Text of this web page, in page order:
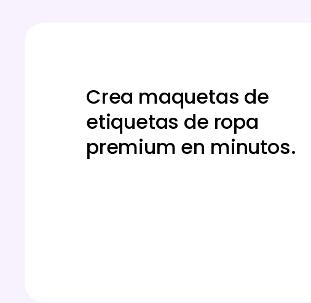
Crea maquetas de
etiquetas de ropa
premium en minutos.